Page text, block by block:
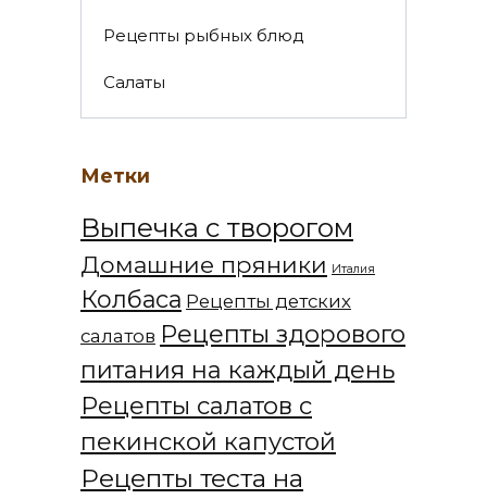
Рецепты рыбных блюд
Салаты
Метки
Выпечка с творогом
Домашние пряники Италия
Колбаса Рецепты детских
салатов Рецепты здорового
питания на каждый день
Рецепты салатов с
пекинской капустой
Рецепты теста на